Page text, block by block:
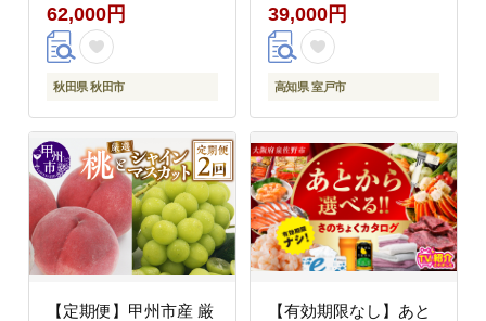
ティ10箱(5箱×2P) 秋田
市オリジナル 最短翌日
発送 [スコッティ フラ
ワーパック トイレット
シア ティッシュ スコッ
ティ(SCOTTIE) スコッ
ティティシュー 定期便
新生活]
62,000円
秋田県 秋田市
39,000円
高知県 室戸市
【定期便】甲州市産 厳
【有効期限なし】あと